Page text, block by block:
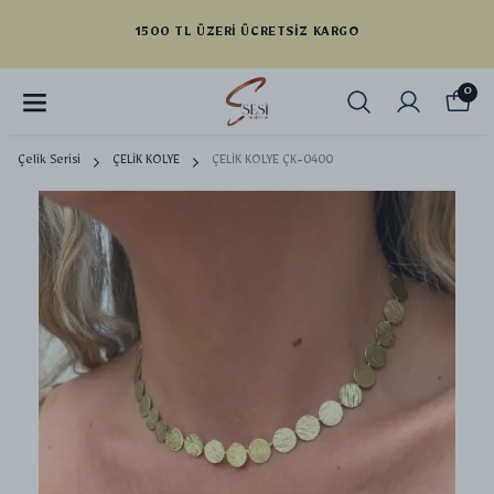
YENI SEZON ÜRÜNLER
0
Çelik Serisi ÇELİK KOLYE ÇELİK KOLYE ÇK-0400